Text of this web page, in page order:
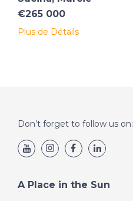
€265 000
Plus de Détails
Don’t forget to follow us on:
A Place in the Sun